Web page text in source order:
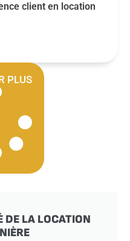
client en location
PLUS
DE LA LOCATION